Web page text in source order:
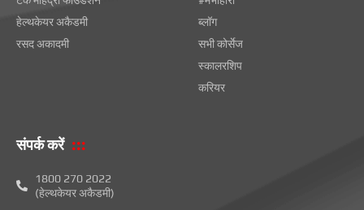
हेल्थकेयर अकैडमी
रसद अकादमी
ब्लॉग
सभी कोर्सेज
स्कालरशिप
करियर
संपर्क करें
1800 270 2022
(हेल्थकेयर अकैडमी)